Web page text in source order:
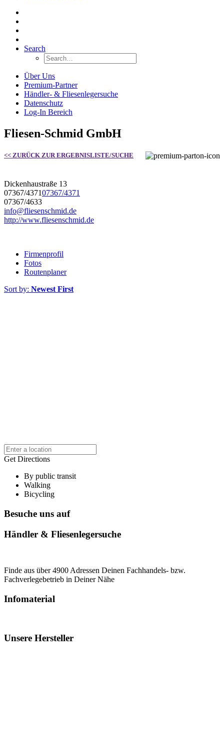
Search
Über Uns
Premium-Partner
Händler- & Fliesenlegersuche
Datenschutz
Log-In Bereich
Fliesen-Schmid GmbH
<< ZURÜCK ZUR ERGEBNISLISTE/SUCHE
Dickenhaustraße 13
07367/437107367/4371
07367/4633
info@fliesenschmid.de
http://www.fliesenschmid.de
Firmenprofil
Fotos
Routenplaner
Sort by: Newest First
Get Directions
By public transit
Walking
Bicycling
Besuche uns auf
Händler & Fliesenlegersuche
Finde aus über 4900 Adressen Deinen Fachhandels- bzw.
Fachverlegebetrieb in Deiner Nähe
Infomaterial
Unsere Hersteller